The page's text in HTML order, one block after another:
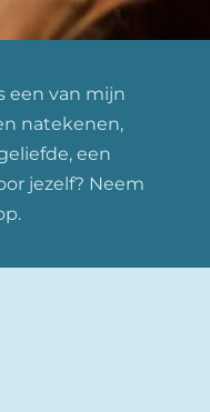
een van mijn
natekenen,
een
jezelf? Neem